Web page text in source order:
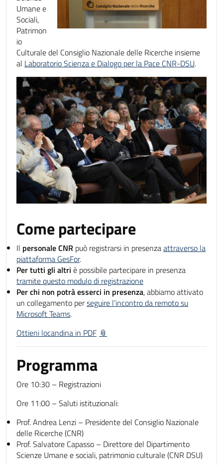
Umane e
Sociali,
Patrimon
io
Culturale del Consiglio Nazionale delle Ricerche insieme
al Laboratorio Scienza e Dialogo per la Pace CNR-DSU.
Come partecipare
Il personale CNR può registrarsi in presenzaattraverso la
piattaforma GesFor.
Per tutti gli altri è possibile partecipare in presenza
tramite questo modulo di registrazione
Per chi non potrà esserci in presenza, abbiamo attivato
un collegamento perseguire l’incontro da remoto su
Microsoft Teams.
Ottieni locandina in PDF
Programma
Ore 10:30 – Registrazioni
Ore 11:00 – Saluti istituzionali:
Prof. Andrea Lenzi – Presidente del Consiglio Nazionale
delle Ricerche (CNR)
Prof. Salvatore Capasso – Direttore del Dipartimento
Scienze Umane e sociali, patrimonio culturale (CNR DSU)